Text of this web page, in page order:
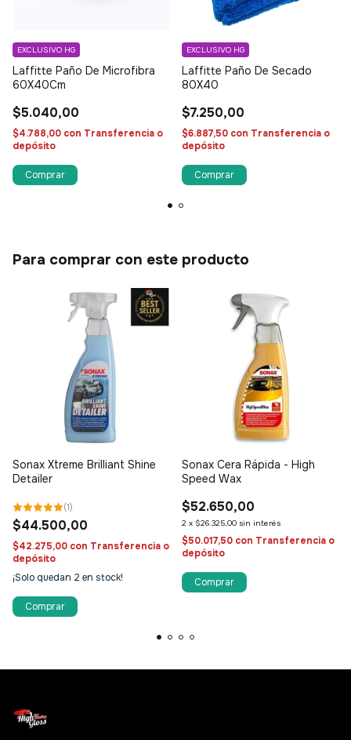
Laffitte Paño De Microfibra
60X40Cm
$5.040,00
EXCLUSIVO HG
$4.788,00 con Transferencia o
depósito
Laffitte Paño De Secado
80X40
$7.250,00
EXCLUSIVO HG
$6.887,50 con Transferencia o
depósito
Para comprar con este producto
Sonax Xtreme Brilliant Shine
Detailer
(1)
$44.500,00
$42.275,00 con Transferencia o
depósito
¡Solo quedan 2 en stock!
Comprar
Sonax Cera Rápida - High
Speed Wax
$52.650,00
2 x $26.325,00 sin interés
$50.017,50 con Transferencia o
depósito